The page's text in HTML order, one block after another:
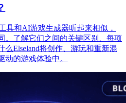
具和AI游戏生成器听起来相似，
。了解它们之间的关键区别、每项
么Elseland将创作、游玩和重新混
动的游戏体验中。